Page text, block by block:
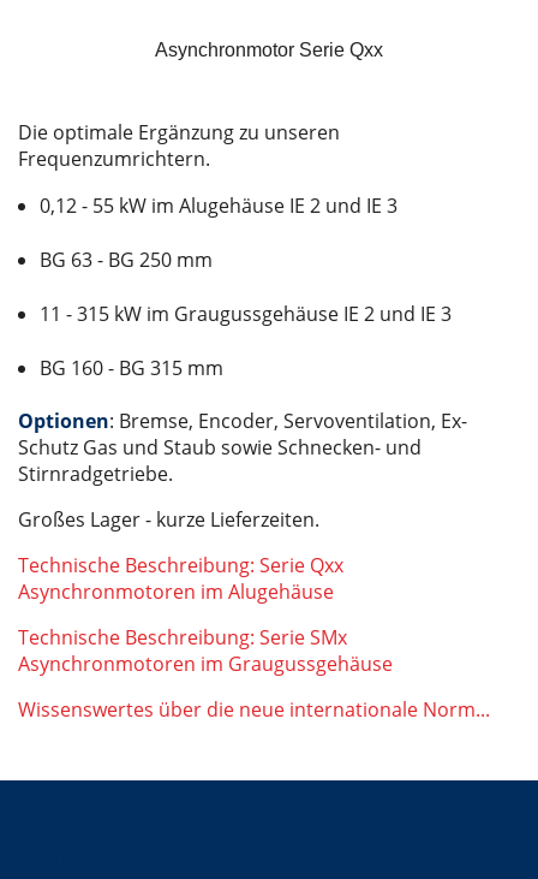
Asynchronmotor Serie Qxx
Die optimale Ergänzung zu unseren
Frequenzumrichtern.
0,12 - 55 kW im Alugehäuse IE 2 und IE 3
BG 63 - BG 250 mm
11 - 315 kW im Graugussgehäuse IE 2 und IE 3
BG 160 - BG 315 mm
Optionen: Bremse, Encoder, Servoventilation, Ex-
Schutz Gas und Staub sowie Schnecken- und
Stirnradgetriebe.
Großes Lager - kurze Lieferzeiten.
Technische Beschreibung: Serie Qxx
Asynchronmotoren im Alugehäuse
Technische Beschreibung: Serie SMx
Asynchronmotoren im Graugussgehäuse
Wissenswertes über die neue internationale Norm...